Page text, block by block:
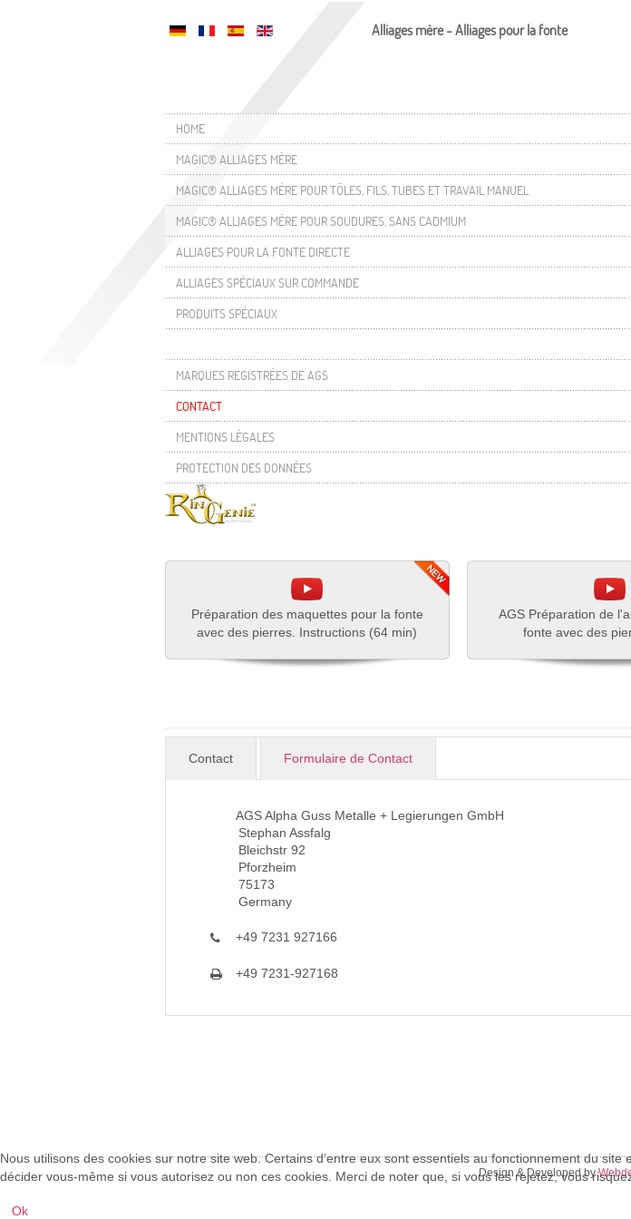
Alliages mère - Alliages pour la fonte
HOME
MAGIC® ALLIAGES MÈRE
MAGIC® ALLIAGES MÈRE POUR TÔLES, FILS, TUBES ET TRAVAIL MANUEL
MAGIC® ALLIAGES MÈRE POUR SOUDURES, SANS CADMIUM
ALLIAGES POUR LA FONTE DIRECTE
ALLIAGES SPÉCIAUX SUR COMMANDE
PRODUITS SPÉCIAUX
MARQUES REGISTRÉES DE AGS
CONTACT
MENTIONS LÉGALES
PROTECTION DES DONNÉES
Préparation des maquettes pour la fonte
avec des pierres. Instructions (64 min)
AGS Préparation de
fonte avec des
Contact Formulaire de Contact
AGS Alpha Guss Metalle + Legierungen GmbH
Stephan Assfalg
Bleichstr 92
Pforzheim
75173
Germany
+49 7231 927166
+49 7231-927168
Design & Developed by
Nous utilisons des cookies sur notre site web. Certains d’entre eux sont essentiels au fonctionnement du
décider vous-même si vous autorisez ou non ces cookies. Merci de noter que, si vous les rejetez, vous
Ok